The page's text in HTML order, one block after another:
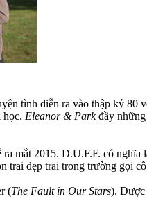
tình diễn ra vào thập kỷ 80
học. Eleanor & Parkđầy những
ra mắt 2015. D.U.F.F. có
trai đẹp trai trong trường gọi
(The Fault in Our Stars). Được